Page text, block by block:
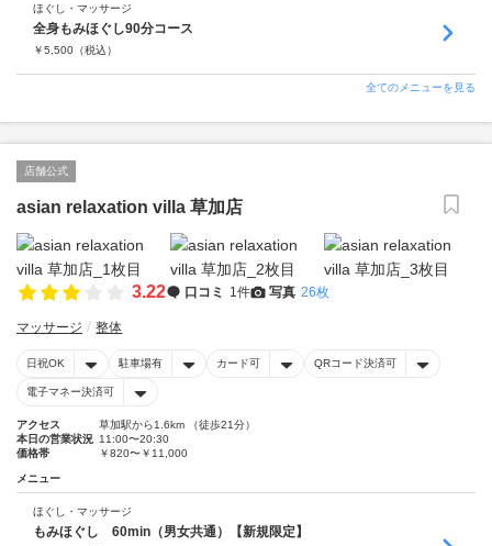
ほぐし・マッサージ
全身もみほぐし90分コース
￥5,500 （税込）
全てのメニューを見る
店舗公式
asian relaxation villa 草加店
3.22 口コミ 1件 写真 26枚
マッサージ 整体
日祝OK 駐車場有 カード可 QRコード決済可
電子マネー決済可
アクセス
草加駅から1.6km （徒歩21分）
本日の営業状況 11:00〜20:30
価格帯
￥820〜￥11,000
メニュー
ほぐし・マッサージ
もみほぐし 60min（男女共通）【新規限定】